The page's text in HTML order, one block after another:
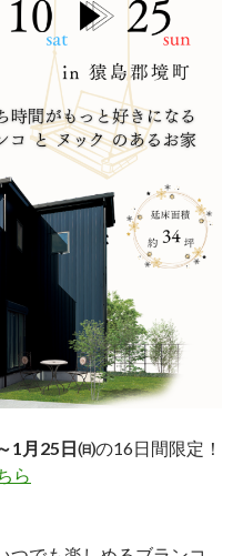
1月25日㈰の16日間限定！
ら